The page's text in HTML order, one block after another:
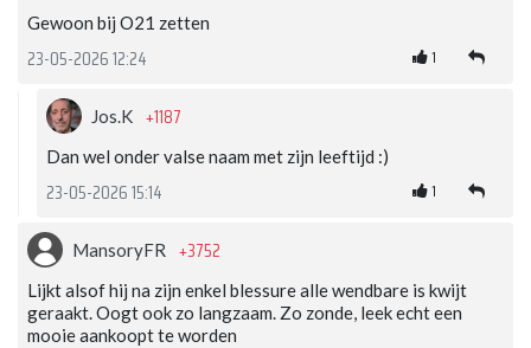
Gewoon bij O21 zetten
23-05-2026 12:24 1
Jos.K +1187
Dan wel onder valse naam met zijn leeftijd :)
23-05-2026 15:14 1
MansoryFR +3752
Lijkt alsof hij na zijn enkel blessure alle wendbare is kwijt
geraakt. Oogt ook zo langzaam. Zo zonde, leek echt een
mooie aankoopt te worden